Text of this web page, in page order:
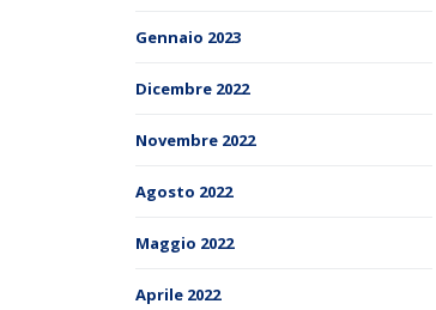
Gennaio 2023
Dicembre 2022
Novembre 2022
Agosto 2022
Maggio 2022
Aprile 2022